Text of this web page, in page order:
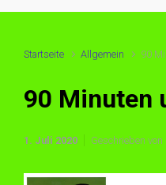
Startseite Allgemein 90
90 Minuten
1. Juli 2020 Geschrieben von